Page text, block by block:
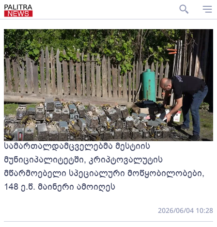
სამართალდამცველებმა მესტიის
მუნიციპალიტეტში, კრიპტოვალუტის
მწარმოებელი სპეციალური მოწყობილობები,
148 ე.წ. მაინერი ამოიღეს
2026/06/04 10:28